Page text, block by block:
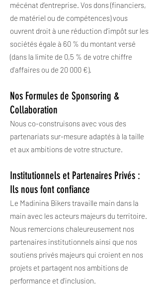
mécénat d’entreprise. Vos dons (financiers,
de matériel ou de compétences) vous
ouvrent droit à une réduction d’impôt sur les
sociétés égale à 60 % du montant versé
(dans la limite de 0,5 % de votre chiffre
d'affaires ou de 20 000 €).
Nos Formules de Sponsoring &
Collaboration
Nous co-construisons avec vous des
partenariats sur-mesure adaptés à la taille
et aux ambitions de votre structure.
Institutionnels et Partenaires Privés :
Ils nous font confiance
Le Madinina Bikers travaille main dans la
main avec les acteurs majeurs du territoire.
Nous remercions chaleureusement nos
partenaires institutionnels ainsi que nos
soutiens privés majeurs qui croient en nos
projets et partagent nos ambitions de
performance et d'inclusion.